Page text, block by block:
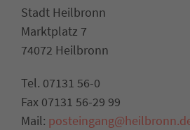
Stadt Heilbronn
Marktplatz 7
74072 Heilbronn
Tel. 07131 56-0
Fax 07131 56-29 99
Mail: